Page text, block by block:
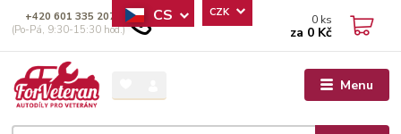
Menu
CS CZK
+420 601 335 207
(Po-Pá, 9:30-15:30 hod.)
0 ks
za 0 Kč